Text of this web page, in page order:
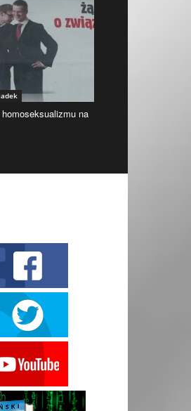
na